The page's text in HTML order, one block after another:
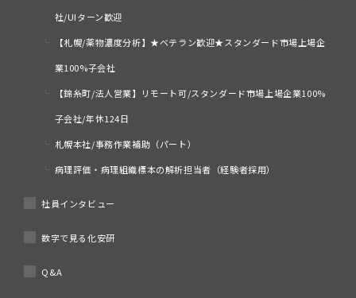
社/UIターン歓迎
【札幌/薬物濃度分析】★ベテラン歓迎★スタンダード市場上場企
業100%子会社
【錦糸町/法人営業】リモート可/スタンダード市場上場企業100%
子会社/年休124日
札幌本社/事務作業補助（パート）
病理評価・病理組織標本の解析担当者（経験者採用）
社員インタビュー
数字で見る化安研
Q&A